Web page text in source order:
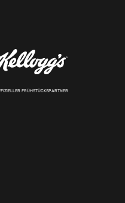
FRÜHSTÜCKSPARTNER